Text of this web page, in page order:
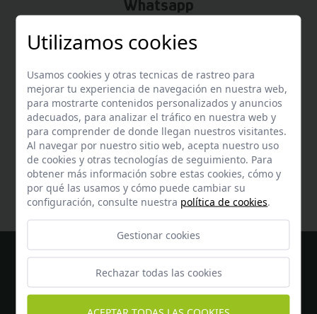
Whatsapp
+34 647 69 49 70
Ayuda
Encuentra respuesta a todas tus dudasaquí
Utilizamos cookies
Usamos cookies y otras tecnicas de rastreo para
mejorar tu experiencia de navegación en nuestra web,
para mostrarte contenidos personalizados y anuncios
adecuados, para analizar el tráfico en nuestra web y
para comprender de donde llegan nuestros visitantes.
Al navegar por nuestro sitio web, acepta nuestro uso
de cookies y otras tecnologías de seguimiento. Para
obtener más información sobre estas cookies, cómo y
por qué las usamos y cómo puede cambiar su
configuración, consulte nuestra política de cookies.
Gestionar cookies
Rechazar todas las cookies